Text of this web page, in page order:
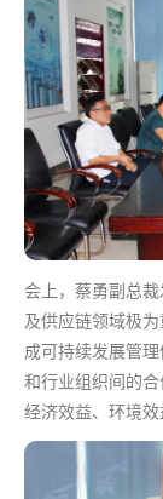
会上，蔡勇副总
及供应链领域极
成可持续发展管
和行业组织间的
经济效益、环境效